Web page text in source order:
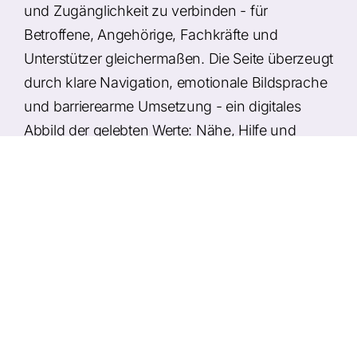
und Zugänglichkeit zu verbinden - für
Betroffene, Angehörige, Fachkräfte und
Unterstützer gleichermaßen. Die Seite überzeugt
durch klare Navigation, emotionale Bildsprache
und barrierearme Umsetzung - ein digitales
Abbild der gelebten Werte: Nähe, Hilfe und